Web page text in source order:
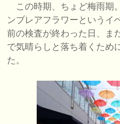
この時期、ちょど梅雨期
ンブレアフラワーというイ
前の検査が終わった日、ま
で気晴らしと落ち着くため
た。